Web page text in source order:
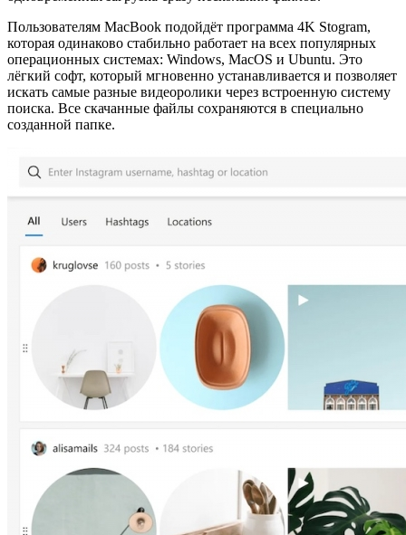
Пользователям MacBook подойдёт программа 4K Stogram,
которая одинаково стабильно работает на всех популярных
операционных системах: Windows, MacOS и Ubuntu. Это
лёгкий софт, который мгновенно устанавливается и позволяет
искать самые разные видеоролики через встроенную систему
поиска. Все скачанные файлы сохраняются в специально
созданной папке.